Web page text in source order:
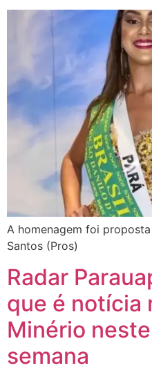
A homenagem foi
Santos (Pros)
Radar
que é notícia
Minério
semana